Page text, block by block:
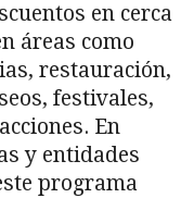
en cerca
áreas como
restauración,
festivales,
En
y entidades
programa